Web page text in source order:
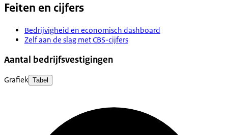
Feiten en cijfers
Bedrijvigheid en economisch dashboard
Zelf aan de slag met CBS-cijfers
Aantal bedrijfsvestigingen
Grafiek Tabel